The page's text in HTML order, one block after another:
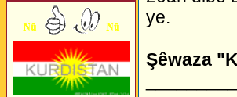
ye.
Şêwaza